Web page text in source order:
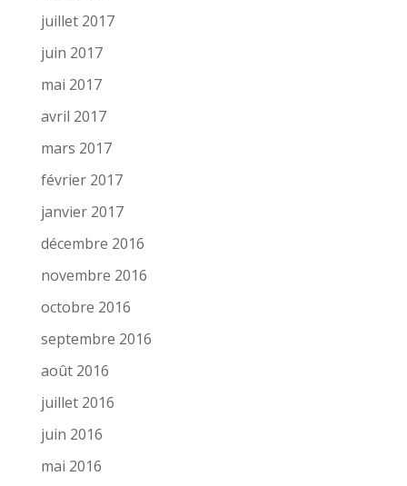
juillet 2017
juin 2017
mai 2017
avril 2017
mars 2017
février 2017
janvier 2017
décembre 2016
novembre 2016
octobre 2016
septembre 2016
août 2016
juillet 2016
juin 2016
mai 2016